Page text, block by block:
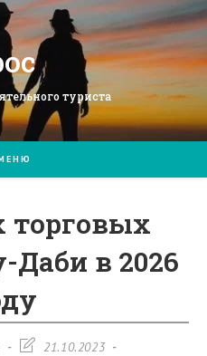
туриста
торговых
Даби в 2026
Запись21.10.2023